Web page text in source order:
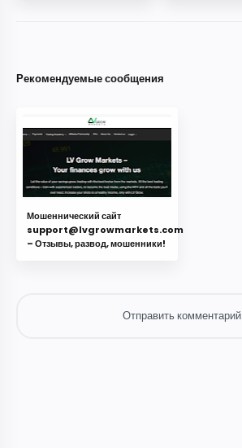
Рекомендуемые сообщения
Мошеннический сайт
support@lvgrowmarkets.com
– Отзывы, развод, мошенники!
Отправить комментарий